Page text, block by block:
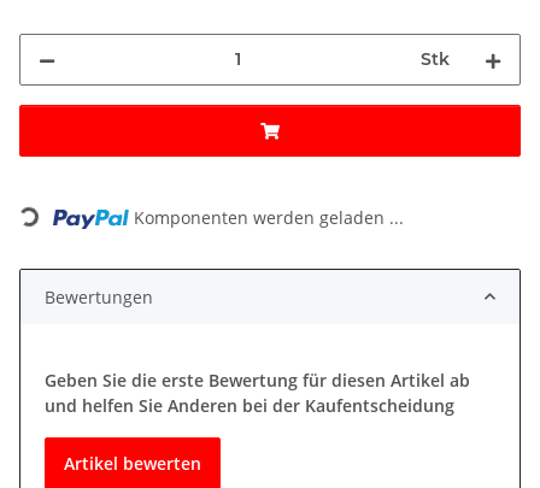
Stk
Loading... Komponenten werden geladen ...
Bewertungen
Geben Sie die erste Bewertung für diesen Artikel ab
und helfen Sie Anderen bei der Kaufentscheidung
Artikel bewerten